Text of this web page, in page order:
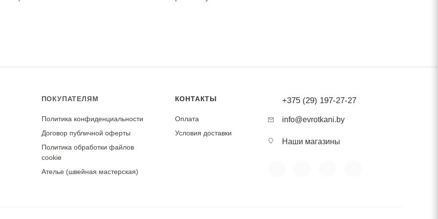
ПОКУПАТЕЛЯМ
Политика конфиденциальности
Договор публичной оферты
Политика обработки файлов
cookie
Ателье (швейная мастерская)
КОНТАКТЫ
Оплата
Условия доставки
+375 (29) 197-27-27
info@evrotkani.by
Наши магазины